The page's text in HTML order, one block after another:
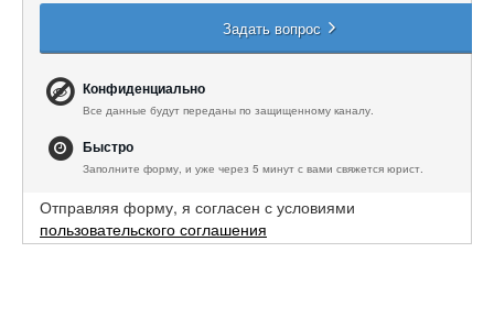
Задать вопрос
Конфиденциально
Все данные будут переданы по защищенному каналу.
Быстро
Заполните форму, и уже через 5 минут с вами свяжется юрист.
Отправляя форму, я согласен с условиями
пользовательского соглашения